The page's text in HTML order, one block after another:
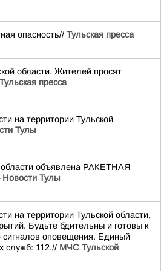
опасность// Тульская пресса
области. Жителей просят
Тульская пресса
на территории Тульской
Тулы
области объявлена РАКЕТНАЯ
Тулы
на территории Тульской области,
Будьте бдительны и готовы к
оповещения. Единый
служб: 112.// МЧС Тульской